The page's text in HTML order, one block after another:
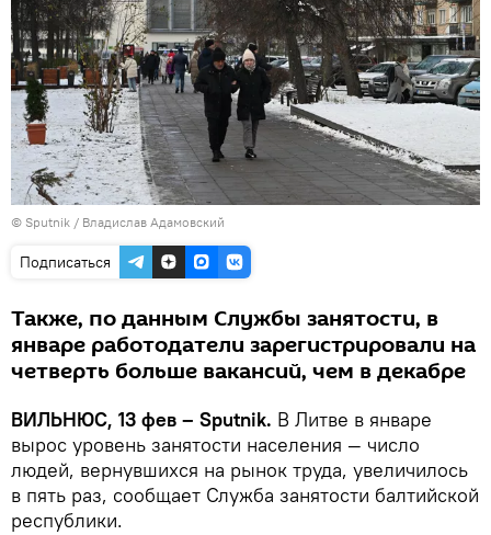
© Sputnik / Владислав Адамовский
Подписаться
Также, по данным Службы занятости, в
январе работодатели зарегистрировали на
четверть больше вакансий, чем в декабре
ВИЛЬНЮС, 13 фев – Sputnik. В Литве в январе
вырос уровень занятости населения — число
людей, вернувшихся на рынок труда, увеличилось
в пять раз, сообщает Служба занятости балтийской
республики.